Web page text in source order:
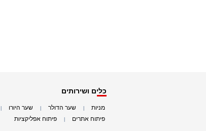
כלים ושירותים
מניות שער הדולר שער היורו
פיתוח אתרים פיתוח אפליקציות